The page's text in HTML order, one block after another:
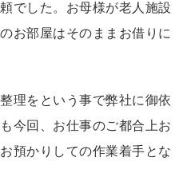
でした。お母様が老人施設
お部屋はそのままお借りに
理をという事で弊社に御依
今回、お仕事のご都合上お
預かりしての作業着手とな